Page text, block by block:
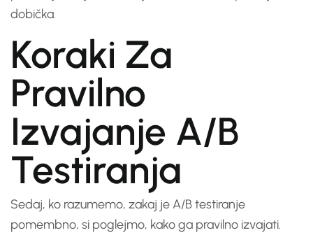
dobička.
Koraki Za
Pravilno
Izvajanje A/B
Testiranja
Sedaj, ko razumemo, zakaj je A/B testiranje
pomembno, si poglejmo, kako ga pravilno izvajati.